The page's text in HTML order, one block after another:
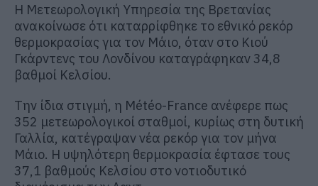
Η Μετεωρολογική Υπηρεσία της Βρετανίας
ανακοίνωσε ότι καταρρίφθηκε το εθνικό ρεκόρ
θερμοκρασίας για τον Μάιο, όταν στο Κιού
Γκάρντενς του Λονδίνου καταγράφηκαν 34,8
βαθμοί Κελσίου.
Την ίδια στιγμή, η Météo-France ανέφερε πως
352 μετεωρολογικοί σταθμοί, κυρίως στη δυτική
Γαλλία, κατέγραψαν νέα ρεκόρ για τον μήνα
Μάιο. Η υψηλότερη θερμοκρασία έφτασε τους
37,1 βαθμούς Κελσίου στο νοτιοδυτικό